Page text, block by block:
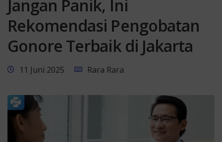
Jangan Panik, Ini
Rekomendasi Pengobatan
Gonore Terbaik di Jakarta
11 Juni 2025 Rara Rara